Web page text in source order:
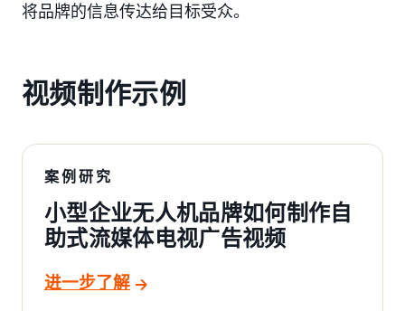
将品牌的信息传达给目标受众。
视频制作示例
案例研究
小型企业无人机品牌如何制作自
助式流媒体电视广告视频
进一步了解